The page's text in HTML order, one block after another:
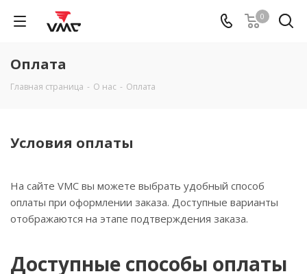
0
Оплата
Главная страница - О нас - Оплата
Условия оплаты
На сайте VMC вы можете выбрать удобный способ
оплаты при оформлении заказа. Доступные варианты
отображаются на этапе подтверждения заказа.
Доступные способы оплаты